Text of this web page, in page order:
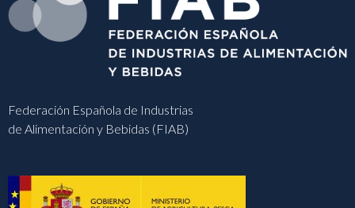
Federación Española de Industrias
de Alimentación y Bebidas (FIAB)